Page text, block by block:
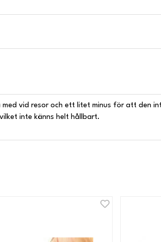
vid resor och ett litet minus för att den
inte känns helt hållbart.